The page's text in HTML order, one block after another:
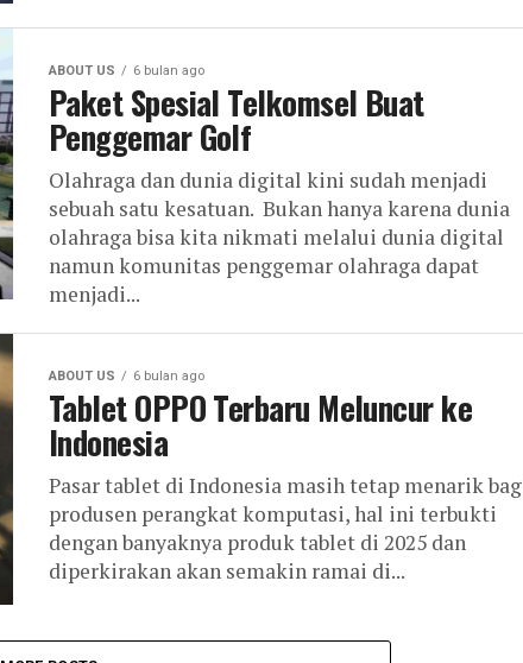
ABOUT US 6 bulan ago
Paket Spesial Telkomsel Buat
Penggemar Golf
Olahraga dan dunia digital kini sudah menjadi
sebuah satu kesatuan. Bukan hanya karena dunia
olahraga bisa kita nikmati melalui dunia digital
namun komunitas penggemar olahraga dapat
menjadi...
ABOUT US 6 bulan ago
Tablet OPPO Terbaru Meluncur ke
Indonesia
Pasar tablet di Indonesia masih tetap menarik
produsen perangkat komputasi, hal ini terbukti
dengan banyaknya produk tablet di 2025 dan
diperkirakan akan semakin ramai di...